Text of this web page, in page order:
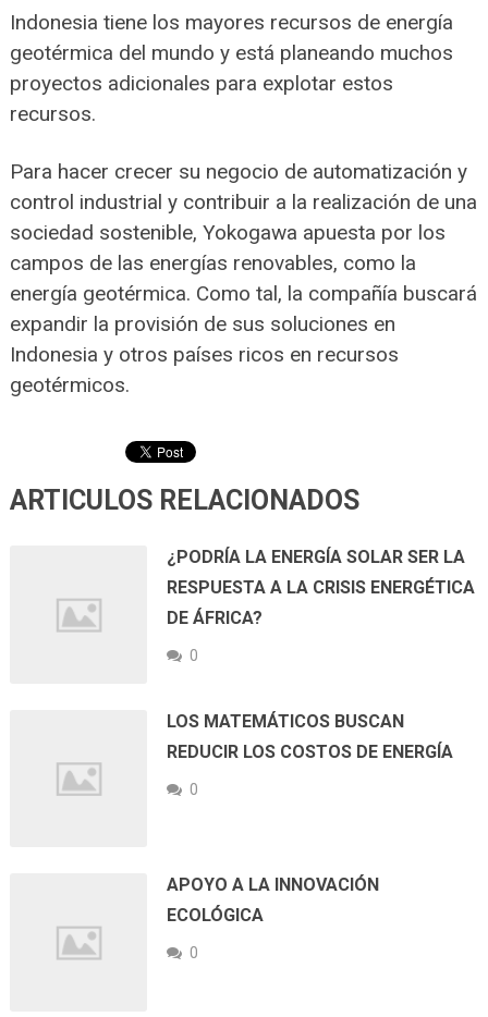
Indonesia tiene los mayores recursos de energía
geotérmica del mundo y está planeando muchos
proyectos adicionales para explotar estos
recursos.
Para hacer crecer su negocio de automatización y
control industrial y contribuir a la realización de una
sociedad sostenible, Yokogawa apuesta por los
campos de las energías renovables, como la
energía geotérmica. Como tal, la compañía buscará
expandir la provisión de sus soluciones en
Indonesia y otros países ricos en recursos
geotérmicos.
ARTICULOS RELACIONADOS
¿PODRÍA LA ENERGÍA SOLAR SER LA
RESPUESTA A LA CRISIS ENERGÉTICA
DE ÁFRICA?
0
LOS MATEMÁTICOS BUSCAN
REDUCIR LOS COSTOS DE ENERGÍA
0
APOYO A LA INNOVACIÓN
ECOLÓGICA
0